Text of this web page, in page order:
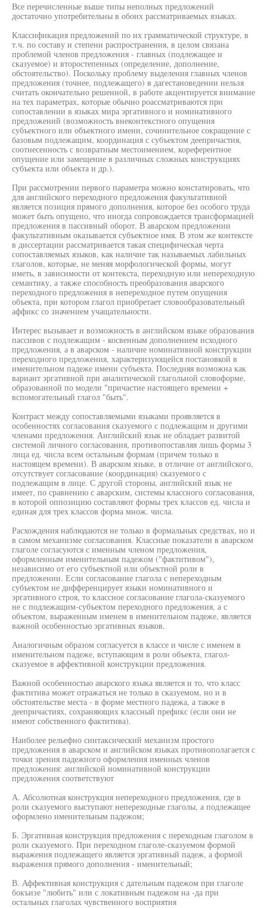
Все перечисленные выше типы неполных предложений
достаточно употребительны в обоих рассматриваемых языках.
Классификация предложений по их грамматической структуре, в
т.ч. по составу и степени распространения, в целом связана
проблемой членов предложения - главных (подлежащее и
сказуемое) и второстепенных (определение, дополнение,
обстоятельство). Поскольку проблему выделения главных членов
предложения (точнее, подлежащего) в дагестановедении нельзя
считать окончательно решенной, в работе акцентируется внимание
на тех параметрах, которые обычно роассматриваются при
сопоставлении в языках мира эргативного и номинативного
предложений (возможность внеконтекстного опущения
субъектного или объектного имени, сочинительное сокращение с
базовым подлежащим, координация с субъектом деепричастия,
соотнесенность с возвратным местоимением, кореферентное
опущение или замещение в различных сложных конструкциях
субъекта или объекта и др.).
При рассмотрении первого параметра можно констатировать, что
для английского переходного предложения факультативной
является позиция прямого дополнения, которое без особого труда
может быть опущено, что иногда сопровождается трансформацией
предложения в пассивный оборот. В аварском предложении
факультативным оказывается субъектное имя. В этом же контексте
в диссертации рассматривается такая специфическая черта
сопоставляемых языков, как наличие так называемых лабильных
глаголов, которые, не меняя морфологической формы, могут
иметь, в зависимости от контекста, переходную или непереходную
семантику, а также способность преобразования аварского
переходного предложения в непереходное путем опущения
объекта, при котором глагол приобретает словообразовательный
аффикс со значением учащательности.
Интерес вызывает и возможность в английском языке образования
пассивов с подлежащим - косвенным дополнением исходного
предложения, а в аварском - наличие номинативной конструкции
переходного предложения, характеризующейся постановкой в
именительном падеже имени субъекта. Последняя возможна как
вариант эргативной при аналитической глагольной словоформе,
образованной по модели "причастие настоящего времени +
вспомогательный глагол "быть".
Контраст между сопоставляемыми языками проявляется в
особенностях согласования сказуемого с подлежащим и другими
членами предложения. Английский язык не обладает развитой
системой личного согласования, противопоставляя лишь формы 3
лица ед. числа всем остальным формам (причем только в
настоящем времени). В аварском языке, в отличие от английского,
отсутствует согласование (координация) сказуемого с
подлежащим в лице. С другой стороны, английский язык не
имеет, по сравнению с аварским, системы классного согласования,
в которой оппозицию составляют формы трех классов ед. числа и
единая для трех классов форма множ. числа.
Расхождения наблюдаются не только в формальных средствах, но и
в самом механизме согласования. Классные показатели в аварском
глаголе согласуются с именным членом предложения,
оформленным именительным падежом ("фактитивом"),
независимо от его субъектной или объектной роли в
предложении. Если согласование глагола с непереходным
субъектом не дифференцирует языки номинативного и
эргативного строя, то классное согласование глагола-сказуемого
не с подлежащим-субъектом переходного предложения, а с
объектом, выраженным именем в именительном падеже, является
важной особенностью эргативных языков.
Аналогичным образом согласуется в классе и числе с именем в
именительном падеже, вступающим в роли объекта, глагол-
сказуемое в аффективной конструкции предложения.
Важной особенностью аварского языка является и то, что класс
фактитива может отражаться не только в сказуемом, но и в
обстоятельстве места - в форме местного падежа, а также в
деепричастиях, сохраняющих классный префикс (если они не
имеют собственного фактитива).
Наиболее рельефно синтаксический механизм простого
предложения в аварском и английском языках противополагается с
точки зрения падежного оформления именных членов
предложения: английской номинативной конструкции
предложения соответствуют
А. Абсолютная конструкция непереходного предложения, где в
роли сказуемого выступают непереходные глаголы, а подлежащее
оформлено именительным падежом;
Б. Эргативная конструкция предложения с переходным глаголом в
роли сказуемого. При переходном глаголе-сказуемом формой
выражения подлежащего является эргативный падеж, а формой
выражения прямого дополнения - именительный;
В. Аффективная конструкция с дательным падежом при глаголе
бокъизе "любить" или с локативным падежом на -да при
остальных глаголах чувственного восприятия